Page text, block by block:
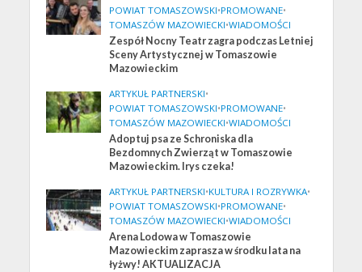
POWIAT TOMASZOWSKI•PROMOWANE•
TOMASZÓW MAZOWIECKI•WIADOMOŚCI
Zespół Nocny Teatr zagra podczas Letniej
Sceny Artystycznej w Tomaszowie
Mazowieckim
ARTYKUŁ PARTNERSKI•
POWIAT TOMASZOWSKI•PROMOWANE•
TOMASZÓW MAZOWIECKI•WIADOMOŚCI
Adoptuj psa ze Schroniska dla
Bezdomnych Zwierząt w Tomaszowie
Mazowieckim. Irys czeka!
ARTYKUŁ PARTNERSKI•KULTURA I ROZRYWKA•
POWIAT TOMASZOWSKI•PROMOWANE•
TOMASZÓW MAZOWIECKI•WIADOMOŚCI
Arena Lodowa w Tomaszowie
Mazowieckim zaprasza w środku lata na
łyżwy! AKTUALIZACJA